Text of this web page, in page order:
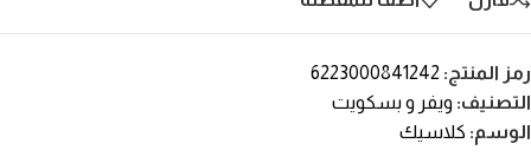
رمز المنتج: 6223000841242
التصنيف: ويفر و بسكويت
الوسم: كلاسيك